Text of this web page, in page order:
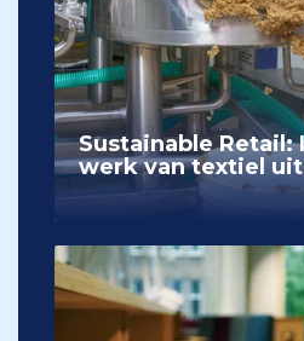
Sustainable
werk van textiel